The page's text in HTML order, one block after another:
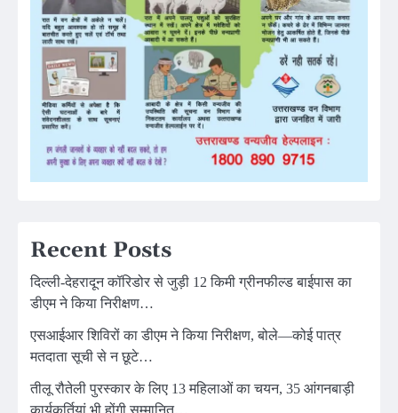
Recent Posts
दिल्ली-देहरादून कॉरिडोर से जुड़ी 12 किमी ग्रीनफील्ड बाईपास का
डीएम ने किया निरीक्षण…
एसआईआर शिविरों का डीएम ने किया निरीक्षण, बोले—कोई पात्र
मतदाता सूची से न छूटे…
तीलू रौतेली पुरस्कार के लिए 13 महिलाओं का चयन, 35 आंगनबाड़ी
कार्यकर्तियां भी होंगी सम्मानित…